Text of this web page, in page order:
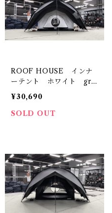
ROOF HOUSE インナ
ーテント ホワイト gro
und cover
¥30,690
SOLD OUT